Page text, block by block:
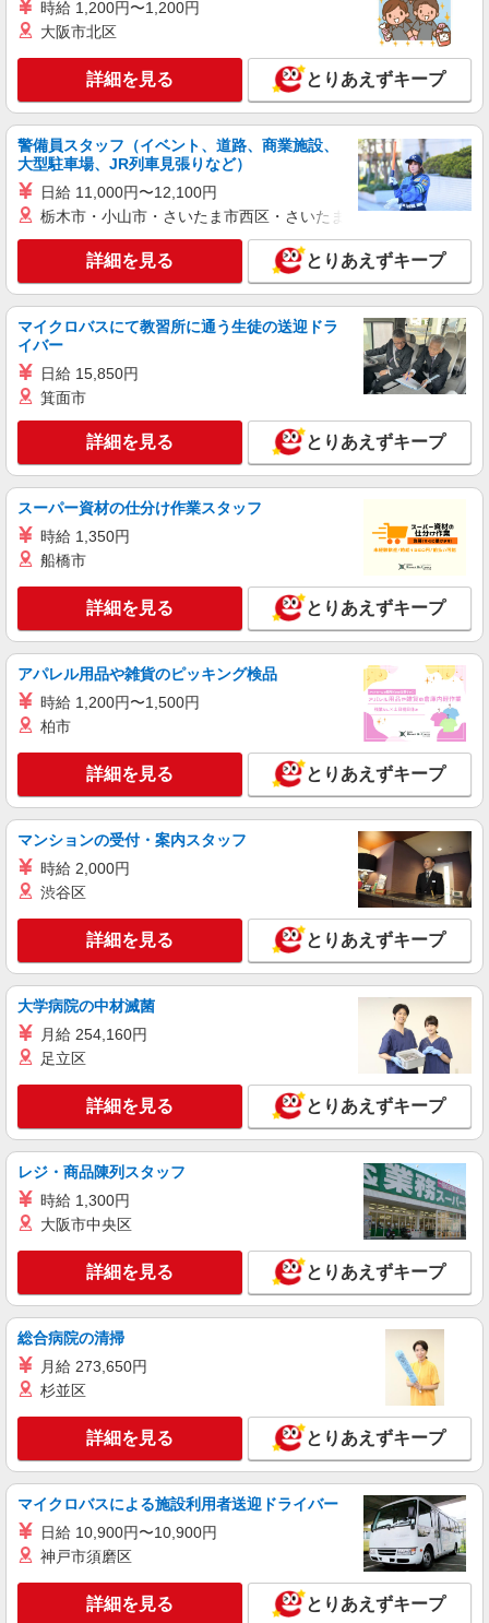
株式会社シエロ
人気機種に詳しくなれる携帯販売【au】
月給273200円〜 ※残業手当別途支給 ※研修期
間6か月・時給1550円〜 ★交通費別途支給（規定
社祝い金10万円支給(規定有) お友達を紹介頂くと,
インセンティブ支給(規定有) ゜・。○。・゜
+゜・。○。・゜+゜
岐阜県大垣市の家電量販店
キープ 詳細を見る
紹介予定派遣
株式会社シエロ
スマホ携帯販売【ソフトバンク】
時給1600円〜 ※別途インセンティブ、職能評
価制度あり ※残業代支給 ★交通費別途支給（規定
あり） ゜+゜・。○。・゜+゜・。○。・゜+゜ 入
社祝い金10万円支給(規定有) お友達を紹介頂くと,
可能（規程有）★ ゜・。○。・゜+゜・。○。・゜
岐阜県大垣市の家電量販店
キープ 詳細を見る
派遣社員
株式会社シエロ
人気機種に詳しくなれる携帯販売【docomo】
時給1500円〜 ※残業代支給 ★交通費別途支給
（規定あり） ゜+゜・。○。・゜+゜・。○。・゜
頂くと, インセンティブ支給(規定有) ★月2回払
い・週払い可能（規程有）★ ゜・。○。・゜
+゜・。○。・゜+゜
詳細を見る
派遣社員
株式会社シエロ
時給1500円〜1700円（経験・能力による） ※
残業代支給 ★交通費別途支給（規定あり） ゜
+゜・。○。・゜+゜・。○。・゜+゜ 入社祝い金10
万円支給(規定有) お友達を紹介頂くと, インセンテ
ィブ支給(規定有) ★月2回払い・週払い可能（規程
岐阜県大垣市の家電量販店
キープ 詳細を見る
派遣社員
株式会社シエロ
月給273200円〜 ※残業手当別途支給 ※研修期
間6か月・時給1550円〜 ★交通費別途支給（規定
あり） ゜+゜・。○。・゜+゜・。○。・゜+゜ 入
社祝い金10万円支給(規定有) お友達を紹介頂くと,
インセンティブ支給(規定有) ゜・。○。・゜
岐阜県大垣市の家電量販店
キープ 詳細を見る
株式会社シエロ
携帯販売スタッフ【楽天モバイル】
未経験：月給26万円〜 経験者：月給27万円〜
※残業代支給 ★交通費別途支給（規定あり） ゜
+゜・。○。・゜+゜・。○。・゜+゜ 入社祝い金10
ィブ支給(規定有) ゜・。○。・゜+゜・。○。・゜
+゜
キープ 詳細を見る
時給 1,200円〜1,200円
大阪市北区
詳細を見る とりあえずキープ
警備員スタッフ（イベント、道路、商業施設、
大型駐車場、JR列車見張りなど）
日給 11,000円〜12,100円
栃木市・小山市・さいたま市西区・さいたま市岩槻区・久喜市・
詳細を見る とりあえずキープ
マイクロバスにて教習所に通う生徒の送迎ドラ
イバー
日給 15,850円
箕面市
詳細を見る とりあえずキープ
スーパー資材の仕分け作業スタッフ
時給 1,350円
船橋市
詳細を見る とりあえずキープ
アパレル用品や雑貨のピッキング検品
時給 1,200円〜1,500円
柏市
詳細を見る とりあえずキープ
マンションの受付・案内スタッフ
時給 2,000円
渋谷区
詳細を見る とりあえずキープ
大学病院の中材滅菌
月給 254,160円
足立区
詳細を見る とりあえずキープ
レジ・商品陳列スタッフ
時給 1,300円
大阪市中央区
詳細を見る とりあえずキープ
総合病院の清掃
月給 273,650円
杉並区
詳細を見る とりあえずキープ
マイクロバスによる施設利用者送迎ドライバー
日給 10,900円〜10,900円
神戸市須磨区
詳細を見る とりあえずキープ